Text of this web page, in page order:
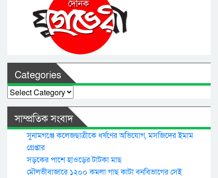
Categories
Categories
সাম্প্রতিক সংবাদ
সুনামগঞ্জে কলেজছাত্রীকে ধর্ষণের অভিযোগ, মসজিদের ইমাম
গ্রেপ্তার
সড়কের পাশে হাওড়ের টাটকা মাছ
মৌলভীবাজারে ১২০০ কমলা গাছ কাটা বনবিভাগের সেই